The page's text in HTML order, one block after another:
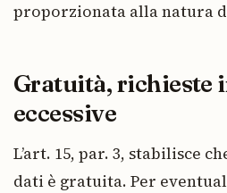
proporzionata alla natura
Gratuità, richieste
eccessive
L’art. 15, par. 3, stabilisce
dati è gratuita. Per